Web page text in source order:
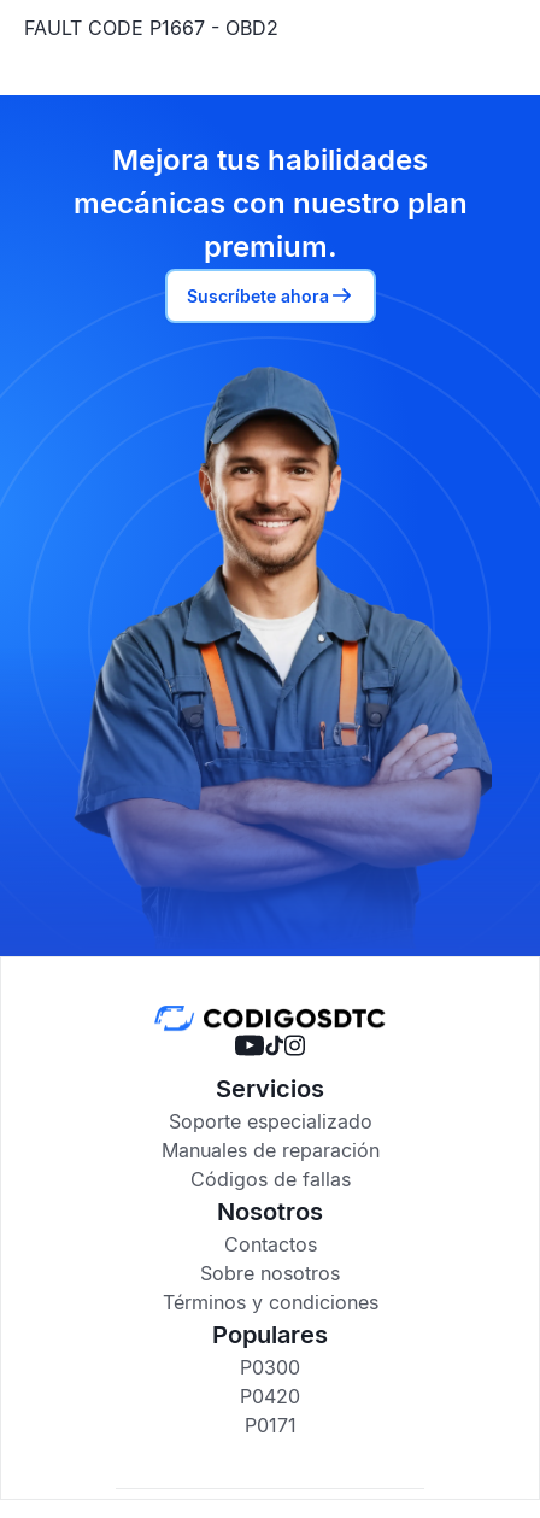
FAULT CODE P1667 - OBD2
Mejora tus habilidades
mecánicas con nuestro plan
premium.
Suscríbete ahora
Servicios
Soporte especializado
Manuales de reparación
Códigos de fallas
Nosotros
Contactos
Sobre nosotros
Términos y condiciones
Populares
P0300
P0420
P0171